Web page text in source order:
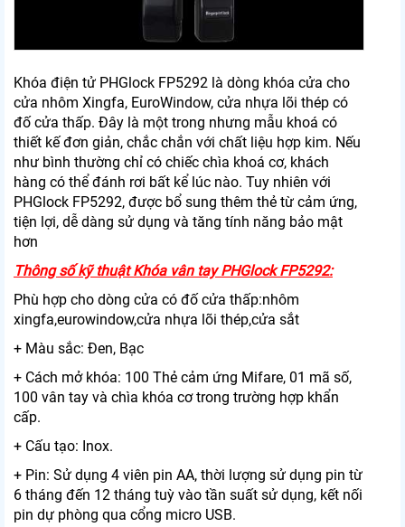
Khóa điện tử PHGlock FP5292 là dòng khóa cửa cho
cửa nhôm Xingfa, EuroWindow, cửa nhựa lõi thép có
đố cửa thấp. Đây là một trong nhưng mẫu khoá có
thiết kế đơn giản, chắc chắn với chất liệu hợp kim. Nếu
như bình thường chỉ có chiếc chìa khoá cơ, khách
hàng có thể đánh rơi bất kể lúc nào. Tuy nhiên với
PHGlock FP5292, được bổ sung thêm thẻ từ cảm ứng,
tiện lợi, dễ dàng sử dụng và tăng tính năng bảo mật
hơn
Thông số kỹ thuật Khóa vân tay PHGlock FP5292:
Phù hợp cho dòng cửa có đố cửa thấp:nhôm
xingfa,eurowindow,cửa nhựa lõi thép,cửa sắt
+ Màu sắc: Đen, Bạc
+ Cách mở khóa: 100 Thẻ cảm ứng Mifare, 01 mã số,
100 vân tay và chìa khóa cơ trong trường hợp khẩn
cấp.
+ Cấu tạo: Inox.
+ Pin: Sử dụng 4 viên pin AA, thời lượng sử dụng pin từ
6 tháng đến 12 tháng tuỳ vào tần suất sử dụng, kết nối
pin dự phòng qua cổng micro USB.